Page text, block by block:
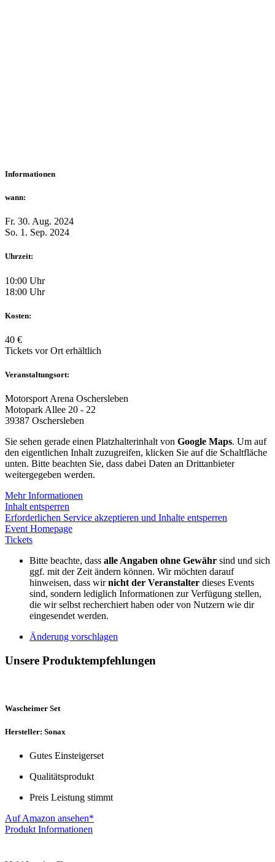
Informationen
wann:
Fr. 30. Aug. 2024
So. 1. Sep. 2024
Uhrzeit:
10:00 Uhr
18:00 Uhr
Kosten:
40 €
Tickets vor Ort erhältlich
Veranstaltungsort:
Motorsport Arena Oschersleben
Motopark Allee 20 - 22
39387 Oschersleben
Sie sehen gerade einen Platzhalterinhalt von Google Maps. Um auf
den eigentlichen Inhalt zuzugreifen, klicken Sie auf die Schaltfläche
unten. Bitte beachten Sie, dass dabei Daten an Drittanbieter
weitergegeben werden.
Mehr Informationen
Inhalt entsperren
Erforderlichen Service akzeptieren und Inhalte entsperren
Event Homepage
Tickets
Bitte beachte, dass alle Angaben ohne Gewähr sind und sich
ggf. mit der Zeit ändern können. Wir möchten darauf
hinweisen, dass wirnicht der Veranstalter dieses Events
sind, sondern lediglich Informationen zur Verfügung stellen,
die wir selbst recherchiert haben oder von Nutzern wie dir
eingesendet werden.
Änderung vorschlagen
Unsere Produktempfehlungen
Wascheimer Set
Hersteller: Sonax
Gutes Einsteigerset
Qualitätsprodukt
Preis Leistung stimmt
Auf Amazon ansehen*
Produkt Informationen